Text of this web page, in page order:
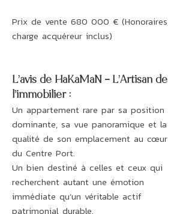
Prix de vente 680 000 € (Honoraires
charge acquéreur inclus)
L’avis de HaKaMaN – L’Artisan de
l’immobilier :
Un appartement rare par sa position
dominante, sa vue panoramique et la
qualité de son emplacement au cœur
du Centre Port.
Un bien destiné à celles et ceux qui
recherchent autant une émotion
immédiate qu’un véritable actif
patrimonial durable.